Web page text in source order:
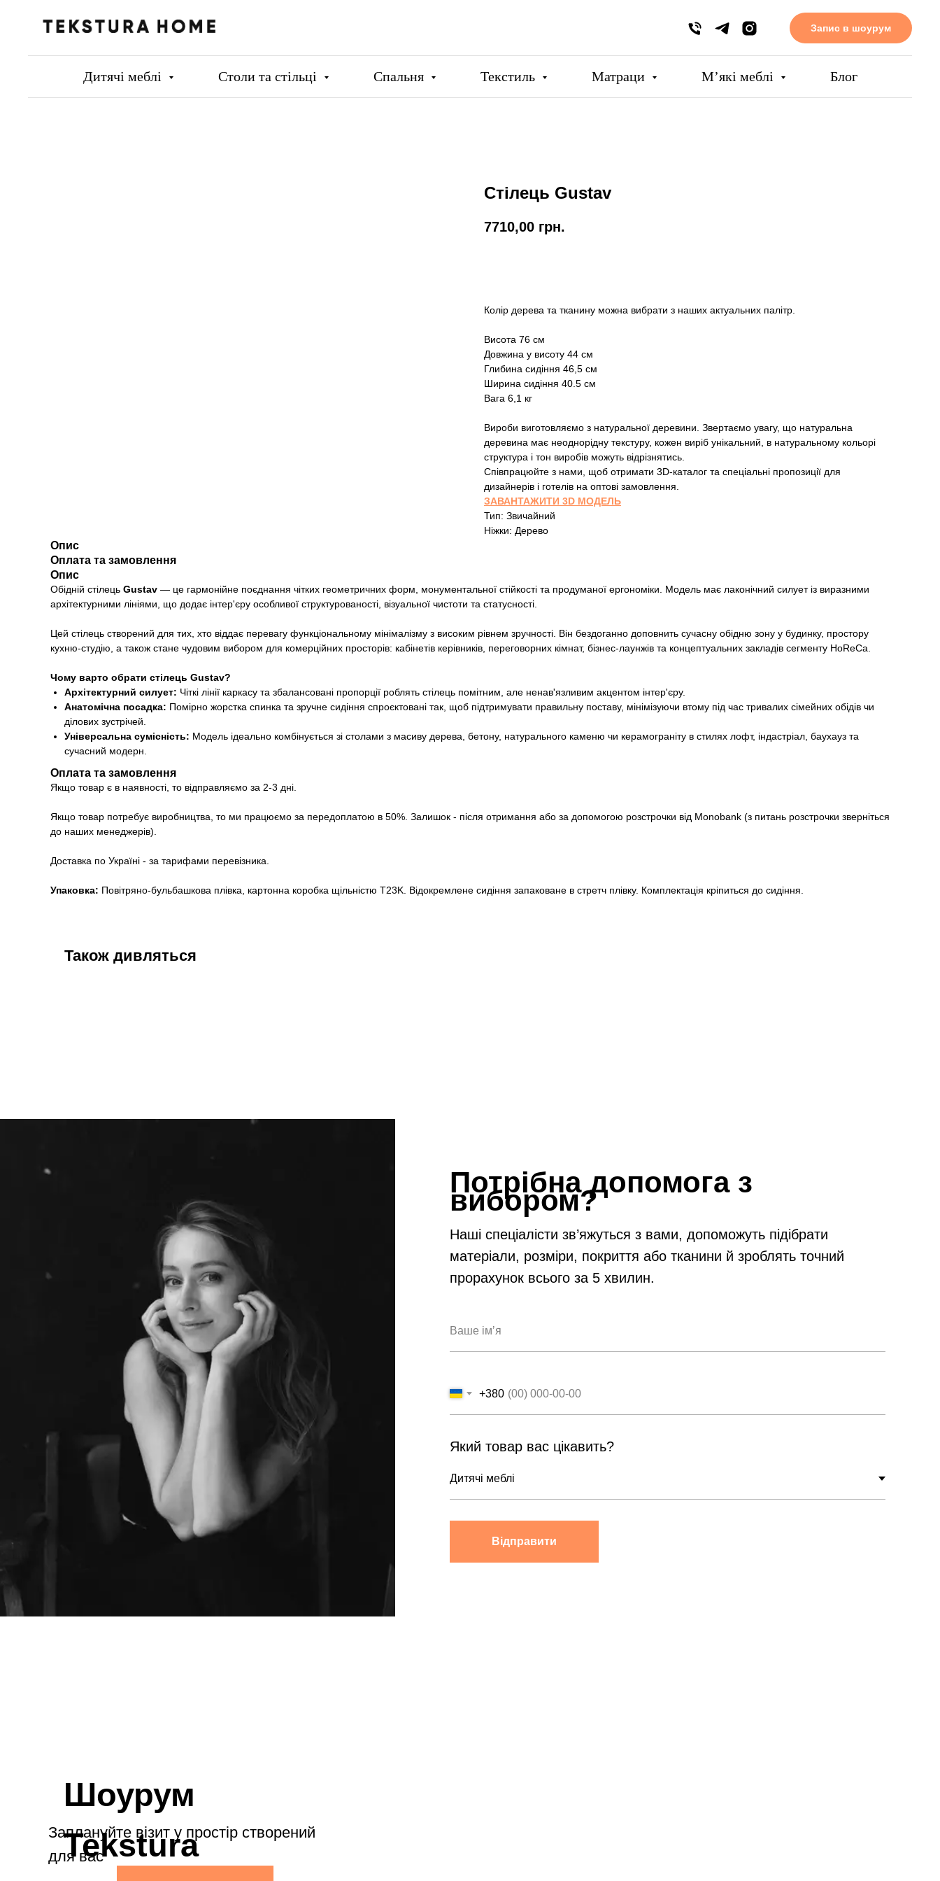
Запис в шоурум
Дитячі меблі Столи та стільці Спальня Текстиль Матраци Мʼякі меблі Блог
Стілець Gustav
7710,00 грн.
Колір дерева та тканину можна вибрати з наших актуальних палітр.
Висота 76 см
Довжина у висоту 44 см
Глибина сидіння 46,5 см
Ширина сидіння 40.5 см
Вага 6,1 кг
Вироби виготовляємо з натуральної деревини. Звертаємо увагу, що натуральна
деревина має неоднорідну текстуру, кожен виріб унікальний, в натуральному кольорі
структура і тон виробів можуть відрізнятись.
Співпрацюйте з нами, щоб отримати 3D-каталог та спеціальні пропозиції для
дизайнерів і готелів на оптові замовлення.
ЗАВАНТАЖИТИ 3D МОДЕЛЬ
Тип: Звичайний
Ніжки: Дерево
Опис
Оплата та замовлення
Опис
Обідній стілець Gustav — це гармонійне поєднання чітких геометричних форм, монументальної стійкості та продуманої ергономіки. Модель має лаконічний силует із виразними
архітектурними лініями, що додає інтер'єру особливої структурованості, візуальної чистоти та статусності.
Цей стілець створений для тих, хто віддає перевагу функціональному мінімалізму з високим рівнем зручності. Він бездоганно доповнить сучасну обідню зону у будинку, простору
кухню-студію, а також стане чудовим вибором для комерційних просторів: кабінетів керівників, переговорних кімнат, бізнес-лаунжів та концептуальних закладів сегменту HoReCa.
Чому варто обрати стілець Gustav?
Архітектурний силует: Чіткі лінії каркасу та збалансовані пропорції роблять стілець помітним, але ненав'язливим акцентом інтер'єру.
Анатомічна посадка: Помірно жорстка спинка та зручне сидіння спроєктовані так, щоб підтримувати правильну поставу, мінімізуючи втому під час тривалих сімейних обідів чи
ділових зустрічей.
Універсальна сумісність: Модель ідеально комбінується зі столами з масиву дерева, бетону, натурального каменю чи керамограніту в стилях лофт, індастріал, баухауз та
сучасний модерн.
Оплата та замовлення
Якщо товар є в наявності, то відправляємо за 2-3 дні.
Якщо товар потребує виробництва, то ми працюємо за передоплатою в 50%. Залишок - після отримання або за допомогою розстрочки від Monobank (з питань розстрочки зверніться
до наших менеджерів).
Доставка по Україні - за тарифами перевізника.
Упаковка: Повітряно-бульбашкова плівка, картонна коробка щільністю T23K. Відокремлене сидіння запаковане в стретч плівку. Комплектація кріпиться до сидіння.
Також дивляться
Потрібна допомога з
вибором?
Наші спеціалісти зв’яжуться з вами, допоможуть підібрати
матеріали, розміри, покриття або тканини й зроблять точний
прорахунок всього за 5 хвилин.
+380
Який товар вас цікавить?
Відправити